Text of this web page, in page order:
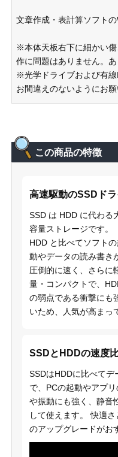
文章作成・表計算ソフト
※本体天板右下に細かい
作に問題はありません。
※光学ドライブおよび有線
お間違えのないようにお願
この商品の特徴
高速駆動のSSDド
SSD は HDD に代わる
容量ストレージです。
HDD と比べてソフトの
動やデータの読み書き
圧倒的に速く、さらに
量・コンパクトで、
の弱点である衝撃にも
いため、人気が高まっ
SSDとHDDの速度
SSDはHDDに比べてデ
で、PCの起動やアプ
や振動にも強く、静音
して使えます。 快適
のアップグレードがお